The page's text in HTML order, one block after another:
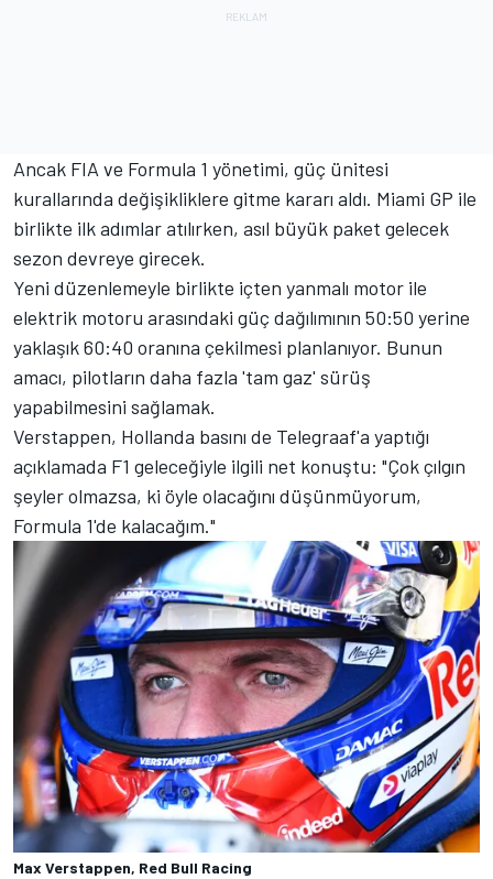
Ancak FIA ve Formula 1 yönetimi, güç ünitesi
kurallarında değişikliklere gitme kararı aldı. Miami GP ile
birlikte ilk adımlar atılırken, asıl büyük paket gelecek
sezon devreye girecek.
Yeni düzenlemeyle birlikte içten yanmalı motor ile
elektrik motoru arasındaki güç dağılımının 50:50 yerine
yaklaşık 60:40 oranına çekilmesi planlanıyor. Bunun
amacı, pilotların daha fazla 'tam gaz' sürüş
yapabilmesini sağlamak.
Verstappen, Hollanda basını de Telegraaf'a yaptığı
açıklamada F1 geleceğiyle ilgili net konuştu: "Çok çılgın
şeyler olmazsa, ki öyle olacağını düşünmüyorum,
Formula 1'de kalacağım."
Max Verstappen, Red Bull Racing